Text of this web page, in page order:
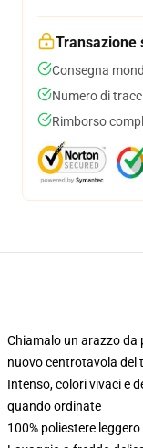
Transazione
Consegna
Numero di
Rimborso
Chiamalo un arazzo da
nuovo centrotavola del
Intenso, colori vivaci e
quando ordinate
100% poliestere